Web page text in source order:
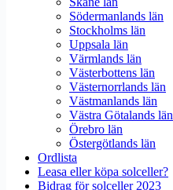
Södermanlands län
Stockholms län
Uppsala län
Värmlands län
Västerbottens län
Västernorrlands län
Västmanlands län
Västra Götalands län
Örebro län
Östergötlands län
Ordlista
Leasa eller köpa solceller?
Bidrag för solceller 2023